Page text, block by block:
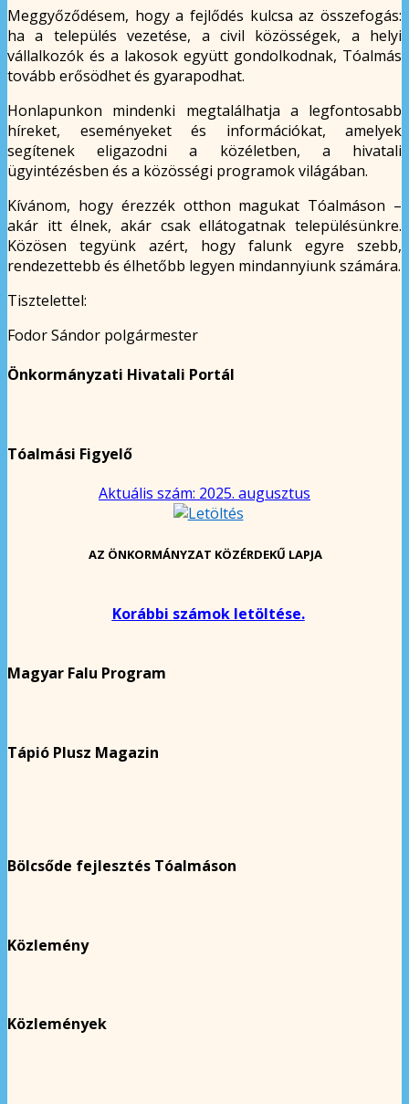
Meggyőződésem, hogy a fejlődés kulcsa az összefogás:
ha a település vezetése, a civil közösségek, a helyi
vállalkozók és a lakosok együtt gondolkodnak, Tóalmás
tovább erősödhet és gyarapodhat.
Honlapunkon mindenki megtalálhatja a legfontosabb
híreket, eseményeket és információkat, amelyek
segítenek eligazodni a közéletben, a hivatali
ügyintézésben és a közösségi programok világában.
Kívánom, hogy érezzék otthon magukat Tóalmáson –
akár itt élnek, akár csak ellátogatnak településünkre.
Közösen tegyünk azért, hogy falunk egyre szebb,
rendezettebb és élhetőbb legyen mindannyiunk számára.
Tisztelettel:
Fodor Sándor polgármester
Önkormányzati Hivatali Portál
Tóalmási Figyelő
Aktuális szám: 2025. augusztus
AZ ÖNKORMÁNYZAT KÖZÉRDEKŰ LAPJA
Korábbi számok letöltése.
Magyar Falu Program
Tápió Plusz Magazin
Bölcsőde fejlesztés Tóalmáson
Közlemény
Közlemények